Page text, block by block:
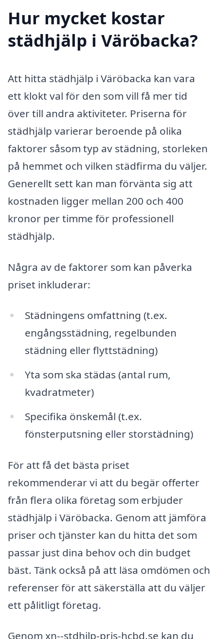
Hur mycket kostar
städhjälp i Väröbacka?
Att hitta städhjälp i Väröbacka kan vara
ett klokt val för den som vill få mer tid
över till andra aktiviteter. Priserna för
städhjälp varierar beroende på olika
faktorer såsom typ av städning, storleken
på hemmet och vilken städfirma du väljer.
Generellt sett kan man förvänta sig att
kostnaden ligger mellan 200 och 400
kronor per timme för professionell
städhjälp.
Några av de faktorer som kan påverka
priset inkluderar:
Städningens omfattning (t.ex.
engångsstädning, regelbunden
städning eller flyttstädning)
Yta som ska städas (antal rum,
kvadratmeter)
Specifika önskemål (t.ex.
fönsterputsning eller storstädning)
För att få det bästa priset
rekommenderar vi att du begär offerter
från flera olika företag som erbjuder
städhjälp i Väröbacka. Genom att jämföra
priser och tjänster kan du hitta det som
passar just dina behov och din budget
bäst. Tänk också på att läsa omdömen och
referenser för att säkerställa att du väljer
ett pålitligt företag.
Genom xn--stdhjlp-pris-hcbd.se kan du